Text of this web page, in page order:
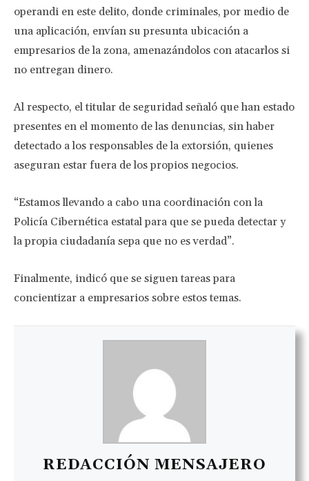
operandi en este delito, donde criminales, por medio de
una aplicación, envían su presunta ubicación a
empresarios de la zona, amenazándolos con atacarlos si
no entregan dinero.
Al respecto, el titular de seguridad señaló que han estado
presentes en el momento de las denuncias, sin haber
detectado a los responsables de la extorsión, quienes
aseguran estar fuera de los propios negocios.
“Estamos llevando a cabo una coordinación con la
Policía Cibernética estatal para que se pueda detectar y
la propia ciudadanía sepa que no es verdad”.
Finalmente, indicó que se siguen tareas para
concientizar a empresarios sobre estos temas.
REDACCIÓN MENSAJERO